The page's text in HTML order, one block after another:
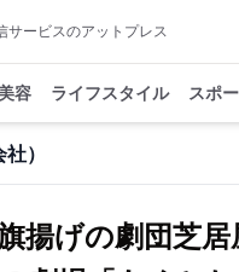
サービスのアットプレス
容 ライフスタイル スポ
）
揚げの劇団芝